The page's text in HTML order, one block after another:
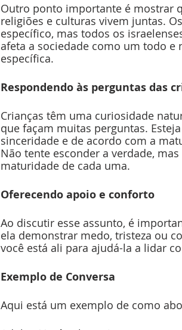
Outro ponto importante é mostrar
religiões e culturas vivem juntas.
específico, mas todos os
afeta a sociedade como um todo
específica.
Respondendo às perguntas das
Crianças têm uma curiosidade
que façam muitas perguntas.
sinceridade e de acordo com a
Não tente esconder a verdade,
maturidade de cada uma.
Oferecendo apoio e conforto
Ao discutir esse assunto, é
ela demonstrar medo, tristeza ou
você está ali para ajudá-la a lidar
Exemplo de Conversa
Aqui está um exemplo de como